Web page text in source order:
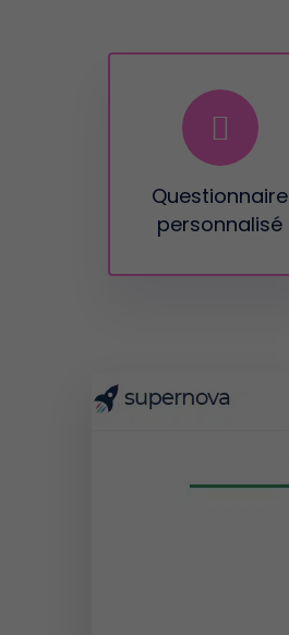
Questionnaire
personnalisé